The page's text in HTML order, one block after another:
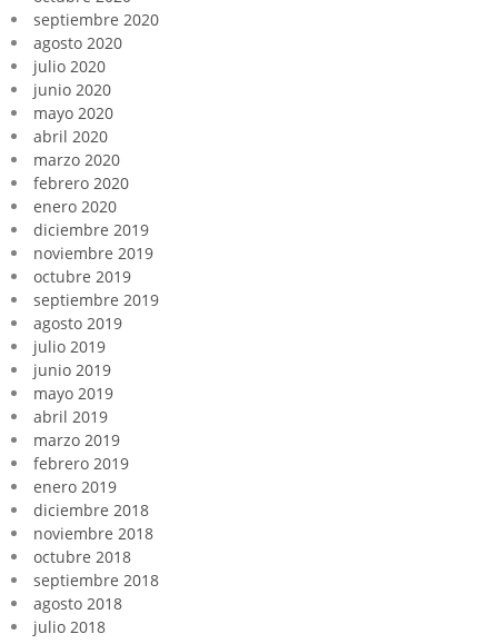
septiembre 2020
agosto 2020
julio 2020
junio 2020
mayo 2020
abril 2020
marzo 2020
febrero 2020
enero 2020
diciembre 2019
noviembre 2019
octubre 2019
septiembre 2019
agosto 2019
julio 2019
junio 2019
mayo 2019
abril 2019
marzo 2019
febrero 2019
enero 2019
diciembre 2018
noviembre 2018
octubre 2018
septiembre 2018
agosto 2018
julio 2018